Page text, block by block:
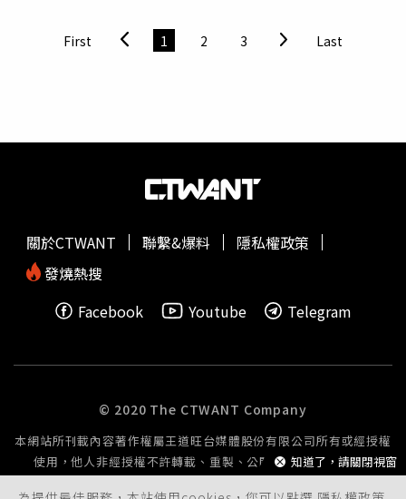
人，都是在被害之後至少好幾年，才有辦法揭露。國家人權
委員會副主委王幼玲表示，依據衛生福利部資料，2023年
害人更友善的改變，為揭露性侵害問題的結構性根源貢獻力
題、共同改善，讓每個孩子都能擁有安全的成長環境。行政
院政務委員林明昕致詞時表示，行政院除了會持續營造友善
兒少表意權以外，他也強調，推動人權保障工作不是單純地
向國際社會看齊，而是將這些國際人權規範轉換為國內實際
需引導每個人去思考，如何因應自身情況落實公約。這些都
其不意的身體接觸等進行性侵害或性虐待；同儕間的霸凌行
為伴隨性侵害或性虐待、藉由身體接觸伴隨
言語騷擾
利用關係、友情或社交壓力進行加害行為。事發時被害人年
紀很小，不知所措或難以設想該怎麼求助。田秋堇分享訪查
實例，讓大眾了解相關事件如何發生，以及為什麼那些曾經
First 1 2 3 Last
知道了，請關閉視窗
關於CTWANT 聯繫&爆料
隱私權政策
發燒熱搜
Facebook
Youtube Telegram
© 2020 The CTWANT Company
本網站所刊載內容著作權屬王道旺台媒體股份有限公司所有或經授權
使用，他人非經授權不許轉載、重製、公開播送或公開傳輸。